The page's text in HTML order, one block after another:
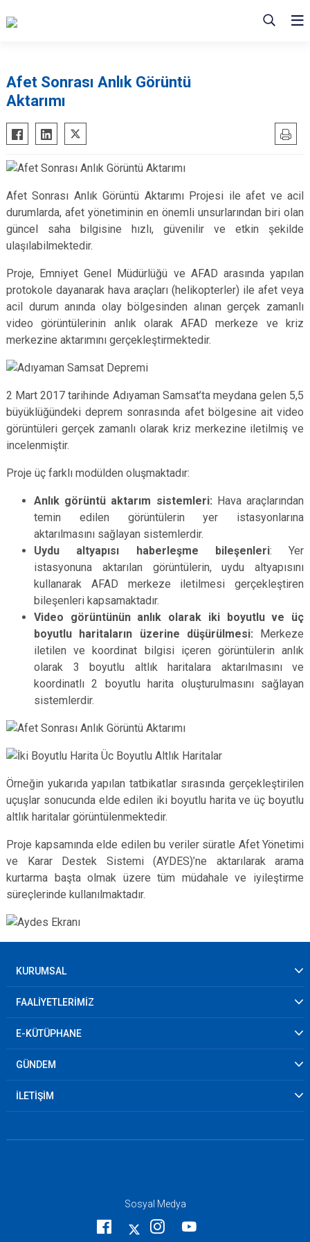
Afet Sonrası Anlık Görüntü
Aktarımı
Afet Sonrası Anlık Görüntü Aktarımı Projesi ile afet ve acil
durumlarda, afet yönetiminin en önemli unsurlarından biri olan
güncel saha bilgisine hızlı, güvenilir ve etkin şekilde
ulaşılabilmektedir.
Proje, Emniyet Genel Müdürlüğü ve AFAD arasında yapılan
protokole dayanarak hava araçları (helikopterler) ile afet veya
acil durum anında olay bölgesinden alınan gerçek zamanlı
video görüntülerinin anlık olarak AFAD merkeze ve kriz
merkezine aktarımını gerçekleştirmektedir.
2 Mart 2017 tarihinde Adıyaman Samsat’ta meydana gelen 5,5
büyüklüğündeki deprem sonrasında afet bölgesine ait video
görüntüleri gerçek zamanlı olarak kriz merkezine iletilmiş ve
incelenmiştir.
Proje üç farklı modülden oluşmaktadır:
Anlık görüntü aktarım sistemleri: Hava araçlarından
temin edilen görüntülerin yer istasyonlarına
aktarılmasını sağlayan sistemlerdir.
Uydu altyapısı haberleşme bileşenleri: Yer
istasyonuna aktarılan görüntülerin, uydu altyapısını
kullanarak AFAD merkeze iletilmesi gerçekleştiren
bileşenleri kapsamaktadır.
Video görüntünün anlık olarak iki boyutlu ve üç
boyutlu haritaların üzerine düşürülmesi: Merkeze
iletilen ve koordinat bilgisi içeren görüntülerin anlık
olarak 3 boyutlu altlık haritalara aktarılmasını ve
koordinatlı 2 boyutlu harita oluşturulmasını sağlayan
sistemlerdir.
Örneğin yukarıda yapılan tatbikatlar sırasında gerçekleştirilen
uçuşlar sonucunda elde edilen iki boyutlu harita ve üç boyutlu
altlık haritalar görüntülenmektedir.
Proje kapsamında elde edilen bu veriler süratle Afet Yönetimi
ve Karar Destek Sistemi (AYDES)’ne aktarılarak arama
kurtarma başta olmak üzere tüm müdahale ve iyileştirme
süreçlerinde kullanılmaktadır.
KURUMSAL
FAALİYETLERİMİZ
E-KÜTÜPHANE
GÜNDEM
İLETİŞİM
Sosyal Medya